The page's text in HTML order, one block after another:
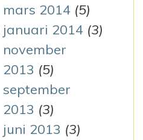
mars 2014 (5)
januari 2014 (3)
november
2013 (5)
september
2013 (3)
juni 2013 (3)